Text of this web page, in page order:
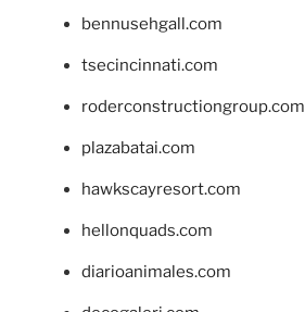
bennusehgall.com
tsecincinnati.com
roderconstructiongroup.com
plazabatai.com
hawkscayresort.com
hellonquads.com
diarioanimales.com